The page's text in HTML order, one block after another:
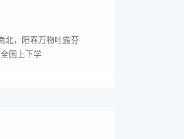
北，阳春万物吐露芬
国上下学